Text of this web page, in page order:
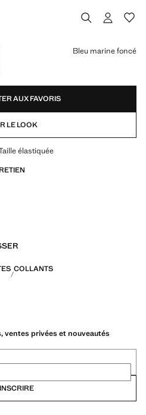
moyen
Bleu marine foncé
AUX FAVORIS
LE LOOK
élastiquée
COLLANTS
ventes privées et nouveautés